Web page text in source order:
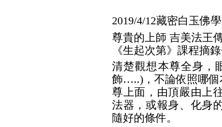
2019/4/12藏密白玉佛
尊貴的上師 吉美法王
《生起次第》課程摘
清楚觀想本尊全身，
飾…..)，不論依照哪個
尊上面，由頂嚴由上
法器，或報身、化身
隨好的條件。